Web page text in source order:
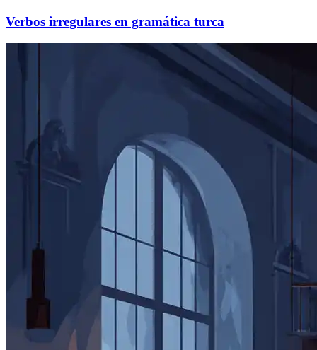
Verbos irregulares en gramática turca